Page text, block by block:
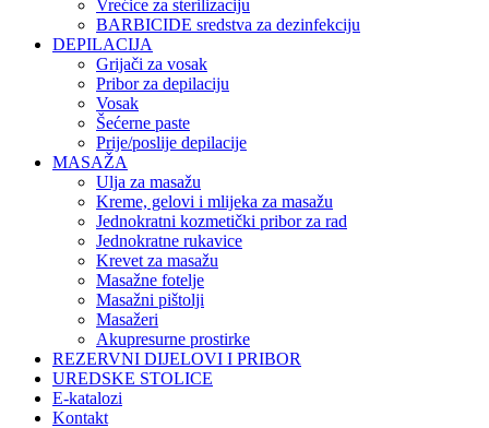
Vrećice za sterilizaciju
BARBICIDE sredstva za dezinfekciju
DEPILACIJA
Grijači za vosak
Pribor za depilaciju
Vosak
Šećerne paste
Prije/poslije depilacije
MASAŽA
Ulja za masažu
Kreme, gelovi i mlijeka za masažu
Jednokratni kozmetički pribor za rad
Jednokratne rukavice
Krevet za masažu
Masažne fotelje
Masažni pištolji
Masažeri
Akupresurne prostirke
REZERVNI DIJELOVI I PRIBOR
UREDSKE STOLICE
E-katalozi
Kontakt